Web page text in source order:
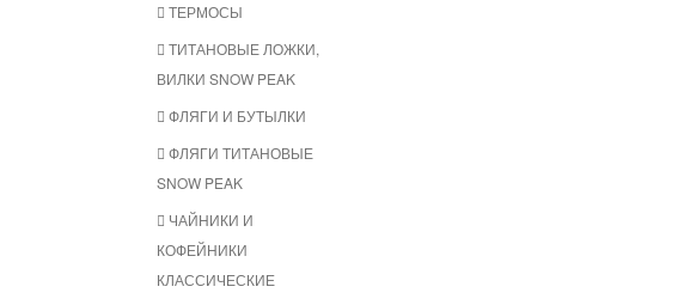
ТЕРМОСЫ
ТИТАНОВЫЕ ЛОЖКИ,
ВИЛКИ SNOW PEAK
ФЛЯГИ И БУТЫЛКИ
ФЛЯГИ ТИТАНОВЫЕ
SNOW PEAK
ЧАЙНИКИ И
КОФЕЙНИКИ
КЛАССИЧЕСКИЕ